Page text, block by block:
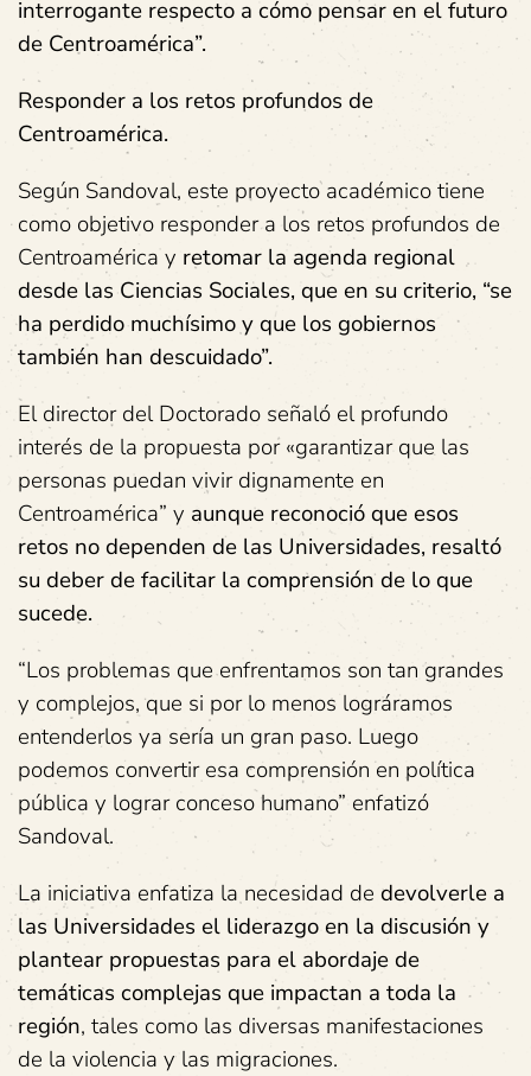
interrogante respecto a cómo pensar en el futuro
de Centroamérica”.
Responder a los retos profundos de
Centroamérica.
Según Sandoval, este proyecto académico tiene
como objetivo responder a los retos profundos de
Centroamérica y retomar la agenda regional
desde las Ciencias Sociales, que en su criterio, “se
ha perdido muchísimo y que los gobiernos
también han descuidado”.
El director del Doctorado señaló el profundo
interés de la propuesta por «garantizar que las
personas puedan vivir dignamente en
Centroamérica” y aunque reconoció que esos
retos no dependen de las Universidades, resaltó
su deber de facilitar la comprensión de lo que
sucede.
“Los problemas que enfrentamos son tan grandes
y complejos, que si por lo menos lográramos
entenderlos ya sería un gran paso. Luego
podemos convertir esa comprensión en política
pública y lograr conceso humano” enfatizó
Sandoval.
La iniciativa enfatiza la necesidad de devolverle a
las Universidades el liderazgo en la discusión y
plantear propuestas para el abordaje de
temáticas complejas que impactan a toda la
región, tales como las diversas manifestaciones
de la violencia y las migraciones.